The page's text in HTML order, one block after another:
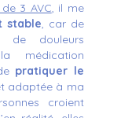
3 AVC, il me
stable, car de
de douleurs
médication
pratiquer le
adaptée à ma
croient